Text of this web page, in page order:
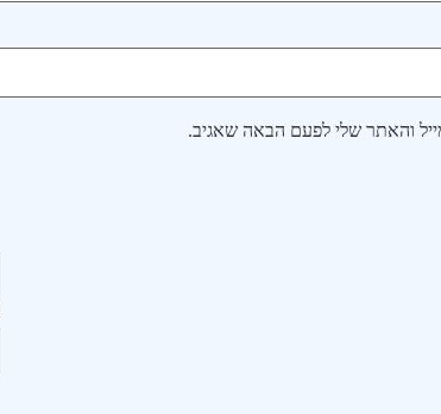
והאתר שלי לפעם הבאה שאגיב.